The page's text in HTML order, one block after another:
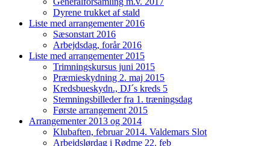
Dyrene trukket af stald
Liste med arrangementer 2016
Sæsonstart 2016
Arbejdsdag, forår 2016
Liste med arrangementer 2015
Trimningskursus juni 2015
Præmieskydning 2. maj 2015
Kredsbueskydn., DJ´s kreds 5
Stemningsbilleder fra 1. træningsdag
Første arrangement 2015
Arrangementer 2013 og 2014
Klubaften, februar 2014. Valdemars Slot
Arbejdslørdag i Rødme 22. feb